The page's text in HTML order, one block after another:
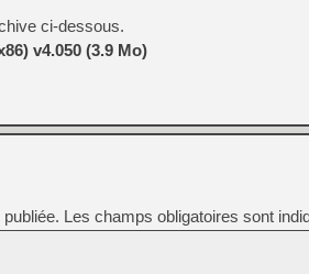
ci-dessous.
v4.050 (3.9 Mo)
Les champs obligatoires sont